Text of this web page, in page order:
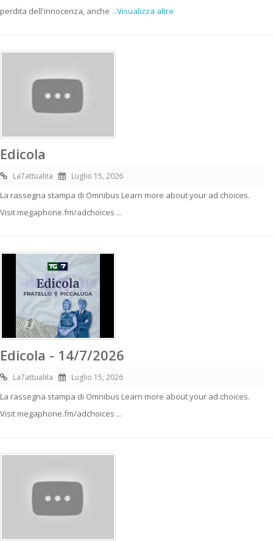
perdita dell'innocenza, anche ...Visualizza altre
Edicola
La7attualita Luglio 15, 2026
La rassegna stampa di Omnibus Learn more about your ad choices.
Visit megaphone.fm/adchoices ...
Edicola - 14/7/2026
La7attualita Luglio 15, 2026
La rassegna stampa di Omnibus Learn more about your ad choices.
Visit megaphone.fm/adchoices ...